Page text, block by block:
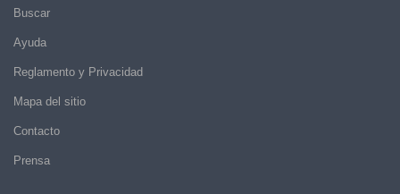
Buscar
Ayuda
Reglamento y Privacidad
Mapa del sitio
Contacto
Prensa